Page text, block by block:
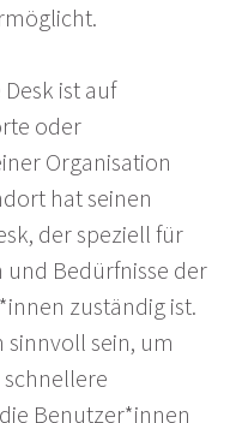
ist auf
oder
Organisation
hat seinen
der speziell für
Bedürfnisse der
zuständig ist.
sinnvoll sein, um
Benutzer*innen